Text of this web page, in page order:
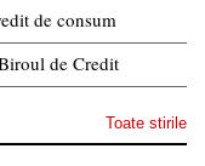
de consum
de Credit
Toate stirile